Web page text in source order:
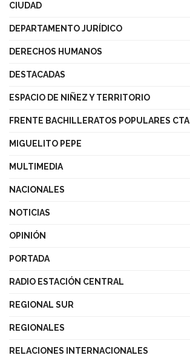
CIUDAD
DEPARTAMENTO JURÍDICO
DERECHOS HUMANOS
DESTACADAS
ESPACIO DE NIÑEZ Y TERRITORIO
FRENTE BACHILLERATOS POPULARES CTA
MIGUELITO PEPE
MULTIMEDIA
NACIONALES
NOTICIAS
OPINIÓN
PORTADA
RADIO ESTACIÓN CENTRAL
REGIONAL SUR
REGIONALES
RELACIONES INTERNACIONALES